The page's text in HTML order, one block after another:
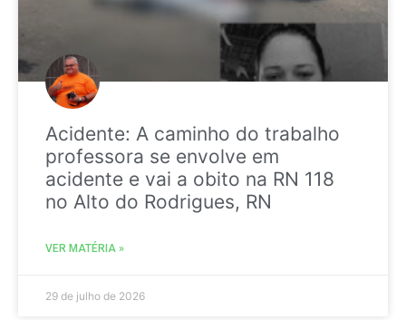
Acidente: A caminho do trabalho
professora se envolve em
acidente e vai a obito na RN 118
no Alto do Rodrigues, RN
VER MATÉRIA »
29 de julho de 2026